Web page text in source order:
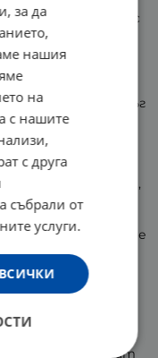
care е c
нежно
защитава
зъби.
в
зъби за по-дълъг
пъти на ден.
7-годишна
други източници,
Ако се появи
на пастата.
са залепени. Не
са
Lauryl Sulfate,
Betaine,
Sodium
за да
нашия
на
с нашите
с друга
събрали от
услуги.